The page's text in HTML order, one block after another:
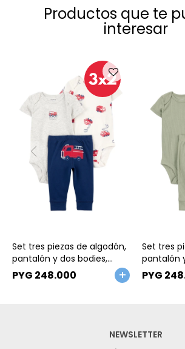
Productos que te
interesar
Set tres piezas de algodón,
pantalón y dos bodies,
diseño bomberos
PYG 248.000
Set tres
pantalón
diseño
PYG
NEWSLETTER